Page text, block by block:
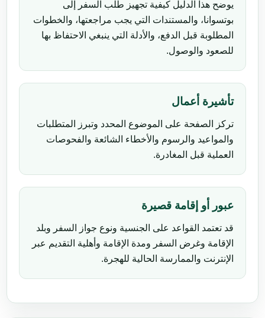
يوضح هذا الدليل كيفية تجهيز طلب السفر إلى
بوتسوانا، والمستندات التي يجب مراجعتها، والخطوات
المطلوبة قبل الدفع، والأدلة التي ينبغي الاحتفاظ بها
للصعود والوصول.
تأشيرة أعمال
تركز الصفحة على الموضوع المحدد وتبرز المتطلبات
والمواعيد والرسوم والأخطاء الشائعة والفحوصات
العملية قبل المغادرة.
عبور أو إقامة قصيرة
قد تعتمد القواعد على الجنسية ونوع جواز السفر وبلد
الإقامة وغرض السفر ومدة الإقامة وأهلية التقديم عبر
الإنترنت والممارسة الحالية للهجرة.